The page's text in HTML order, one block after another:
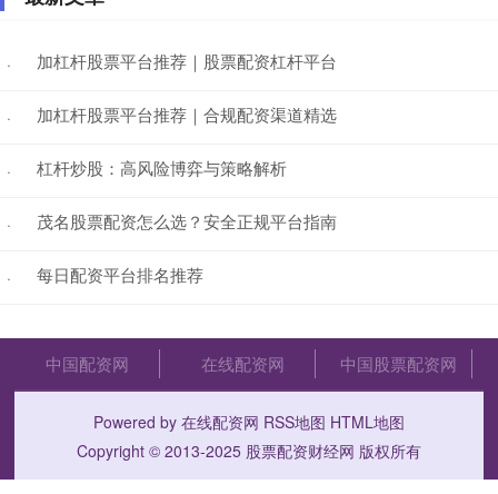
· 加杠杆股票平台推荐｜股票配资杠杆平台
· 加杠杆股票平台推荐｜合规配资渠道精选
· 杠杆炒股：高风险博弈与策略解析
· 茂名股票配资怎么选？安全正规平台指南
· 每日配资平台排名推荐
中国配资网 在线配资网 中国股票配资网
Powered by 在线配资网 RSS地图 HTML地图
Copyright © 2013-2025 股票配资财经网 版权所有